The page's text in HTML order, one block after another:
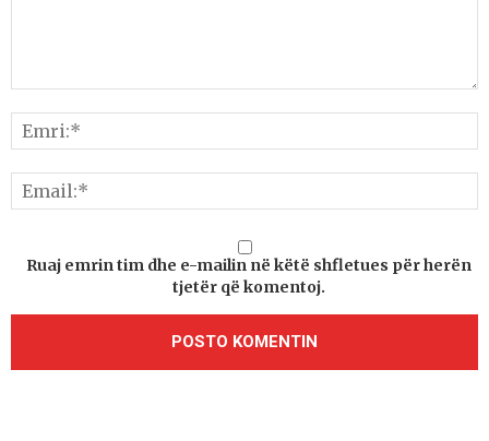
Ruaj emrin tim dhe e-mailin në këtë shfletues për herën
tjetër që komentoj.